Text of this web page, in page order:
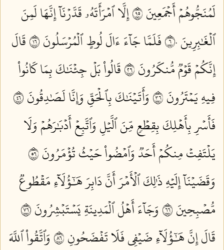
لَمُنَجُّوهُمۡ أَجۡمَعِينَ ٥٩
إِلَّا ٱمۡرَأَتَهُۥ قَدَّرۡنَآ إِنَّهَا لَمِنَ
ٱلۡغَٰبِرِينَ ٦٠
فَلَمَّا جَآءَ ءَالَ لُوطٍ ٱلۡمُرۡسَلُونَ ٦١
قَالَ
إِنَّكُمۡ قَوۡمٞ مُّنكَرُونَ ٦٢
قَالُواْ بَلۡ جِئۡنَٰكَ بِمَا كَانُواْ
فِيهِ يَمۡتَرُونَ ٦٣
وَأَتَيۡنَٰكَ بِٱلۡحَقِّ وَإِنَّا لَصَٰدِقُونَ ٦٤
فَأَسۡرِ بِأَهۡلِكَ بِقِطۡعٖ مِّنَ ٱلَّيۡلِ وَٱتَّبِعۡ أَدۡبَٰرَهُمۡ وَلَا
يَلۡتَفِتۡ مِنكُمۡ أَحَدٞ وَٱمۡضُواْ حَيۡثُ تُؤۡمَرُونَ ٦٥
وَقَضَيۡنَآ إِلَيۡهِ ذَٰلِكَ ٱلۡأَمۡرَ أَنَّ دَابِرَ هَٰٓؤُلَآءِ مَقۡطُوعٞ
مُّصۡبِحِينَ ٦٦
وَجَآءَ أَهۡلُ ٱلۡمَدِينَةِ يَسۡتَبۡشِرُونَ ٦٧
قَالَ إِنَّ هَٰٓؤُلَآءِ ضَيۡفِي فَلَا تَفۡضَحُونِ ٦٨
وَٱتَّقُواْ ٱللَّهَ